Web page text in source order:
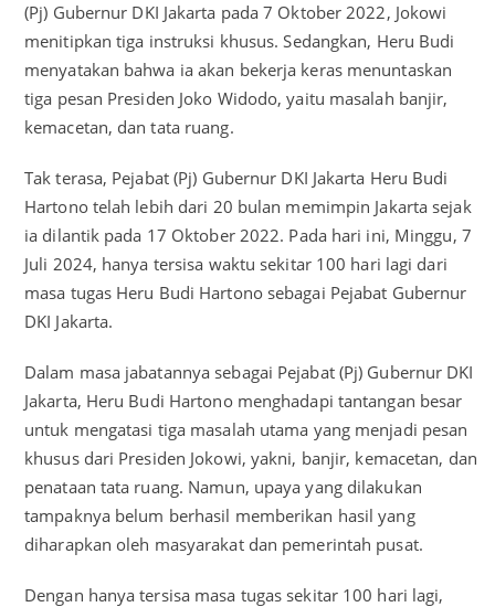
(Pj) Gubernur DKI Jakarta pada 7 Oktober 2022, Jokowi
menitipkan tiga instruksi khusus. Sedangkan, Heru Budi
menyatakan bahwa ia akan bekerja keras menuntaskan
tiga pesan Presiden Joko Widodo, yaitu masalah banjir,
kemacetan, dan tata ruang.
Tak terasa, Pejabat (Pj) Gubernur DKI Jakarta Heru Budi
Hartono telah lebih dari 20 bulan memimpin Jakarta sejak
ia dilantik pada 17 Oktober 2022. Pada hari ini, Minggu, 7
Juli 2024, hanya tersisa waktu sekitar 100 hari lagi dari
masa tugas Heru Budi Hartono sebagai Pejabat Gubernur
DKI Jakarta.
Dalam masa jabatannya sebagai Pejabat (Pj) Gubernur DKI
Jakarta, Heru Budi Hartono menghadapi tantangan besar
untuk mengatasi tiga masalah utama yang menjadi pesan
khusus dari Presiden Jokowi, yakni, banjir, kemacetan, dan
penataan tata ruang. Namun, upaya yang dilakukan
tampaknya belum berhasil memberikan hasil yang
diharapkan oleh masyarakat dan pemerintah pusat.
Dengan hanya tersisa masa tugas sekitar 100 hari lagi,